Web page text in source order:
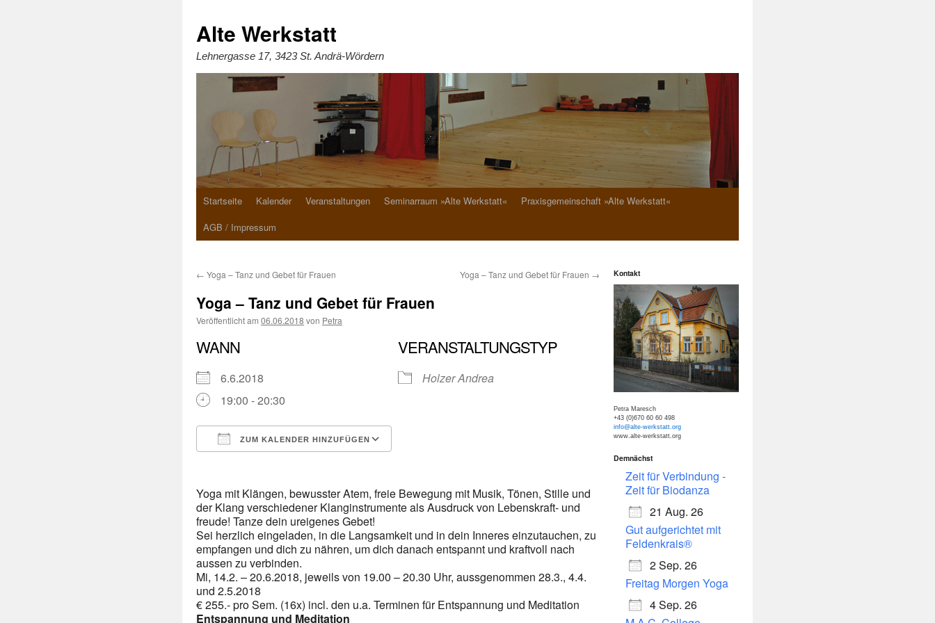
Alte Werkstatt
Lehnergasse 17, 3423 St. Andrä-Wördern
Startseite Kalender Veranstaltungen Seminarraum »Alte Werkstatt«
Praxisgemeinschaft »Alte Werkstatt«
AGB / Impressum
← Yoga – Tanz und Gebet für Frauen Yoga – Tanz und Gebet für Frauen →
Yoga – Tanz und Gebet für Frauen
Veröffentlicht am 06.06.2018 von Petra
WANN
6.6.2018
19:00 - 20:30
ZUM KALENDER HINZUFÜGEN
iCalendar
VERANSTALTUNGSTYP
Holzer Andrea
Yoga mit Klängen, bewusster Atem, freie Bewegung mit Musik, Tönen, Stille und
der Klang verschiedener Klanginstrumente als Ausdruck von Lebenskraft- und
freude! Tanze dein ureigenes Gebet!
Sei herzlich eingeladen, in die Langsamkeit und in dein Inneres einzutauchen, zu
empfangen und dich zu nähren, um dich danach entspannt und kraftvoll nach
aussen zu verbinden.
Mi, 14.2. – 20.6.2018, jeweils von 19.00 – 20.30 Uhr, aussgenommen 28.3., 4.4.
und 2.5.2018
€ 255.- pro Sem. (16x) incl. den u.a. Terminen für Entspannung und Meditation
Entspannung und Meditation
Kontakt
Petra Maresch
+43 (0)670 60 60 498
info@alte-werkstatt.org
www.alte-werkstatt.org
Demnächst
Zeit für Verbindung -
Zeit für Biodanza
21 Aug. 26
Gut aufgerichtet mit
Feldenkrais®
2 Sep. 26
Freitag Morgen Yoga
4 Sep. 26